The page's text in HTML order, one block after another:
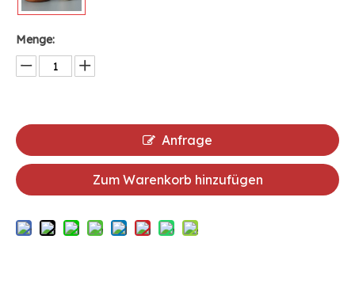
Menge:
Anfrage
Zum Warenkorb hinzufügen